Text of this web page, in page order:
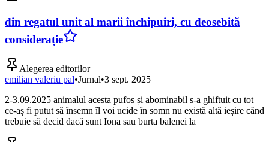
din regatul unit al marii închipuiri, cu deosebită
considerație
Alegerea editorilor
emilian valeriu pal•Jurnal•3 sept. 2025
2-3.09.2025 animalul acesta pufos și abominabil s-a ghiftuit cu tot
ce-aș fi putut să însemn îl voi ucide în somn nu există altă ieșire când
trebuie să decid dacă sunt Iona sau burta balenei la